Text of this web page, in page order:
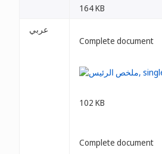
164 KB
عربي
Complete document
102 KB
Complete document